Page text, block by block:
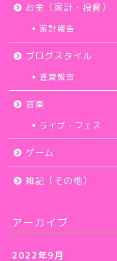
お金（家計・投資）
家計報告
ブログスタイル
運営報告
音楽
ライブ・フェス
ゲーム
雑記（その他）
アーカイブ
2022年9月